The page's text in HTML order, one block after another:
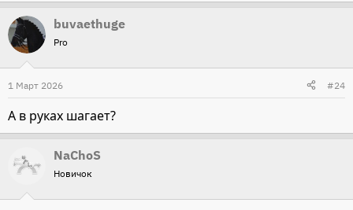
buvaethuge
Pro
1 Март 2026 #24
А в руках шагает?
NaChoS
Новичок